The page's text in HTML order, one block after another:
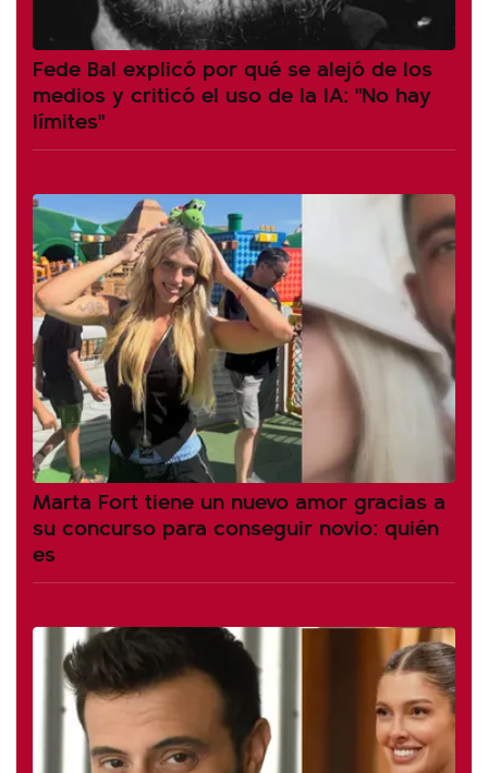
Fede Bal explicó por qué se alejó de los
medios y criticó el uso de la IA: "No hay
límites"
Marta Fort tiene un nuevo amor gracias a
su concurso para conseguir novio: quién
es